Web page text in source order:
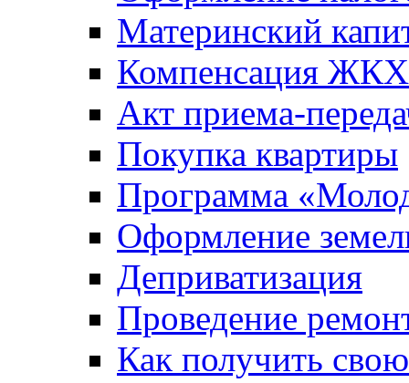
Материнский
Компенсация ЖКХ
Акт приема-
Покупка квартиры
Программа
Оформление
Деприватизация
Проведение
Как получить